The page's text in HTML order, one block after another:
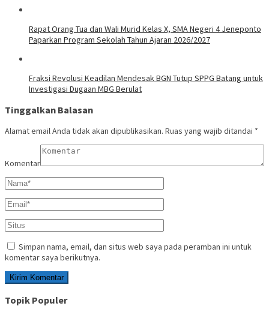
Rapat Orang Tua dan Wali Murid Kelas X, SMA Negeri 4 Jeneponto
Paparkan Program Sekolah Tahun Ajaran 2026/2027
Fraksi Revolusi Keadilan Mendesak BGN Tutup SPPG Batang untuk
Investigasi Dugaan MBG Berulat
Tinggalkan Balasan
Alamat email Anda tidak akan dipublikasikan. Ruas yang wajib ditandai *
Komentar
Simpan nama, email, dan situs web saya pada peramban ini untuk
komentar saya berikutnya.
Topik Populer